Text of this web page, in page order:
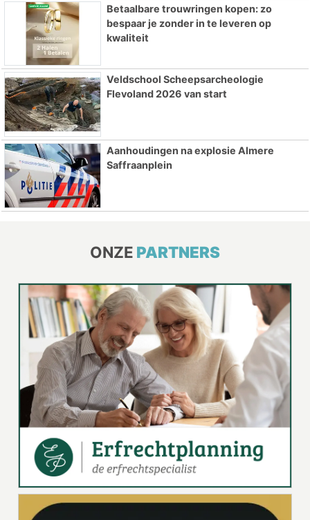
Betaalbare trouwringen kopen: zo
bespaar je zonder in te leveren op
kwaliteit
Veldschool Scheepsarcheologie
Flevoland 2026 van start
Aanhoudingen na explosie Almere
Saffraanplein
ONZE PARTNERS